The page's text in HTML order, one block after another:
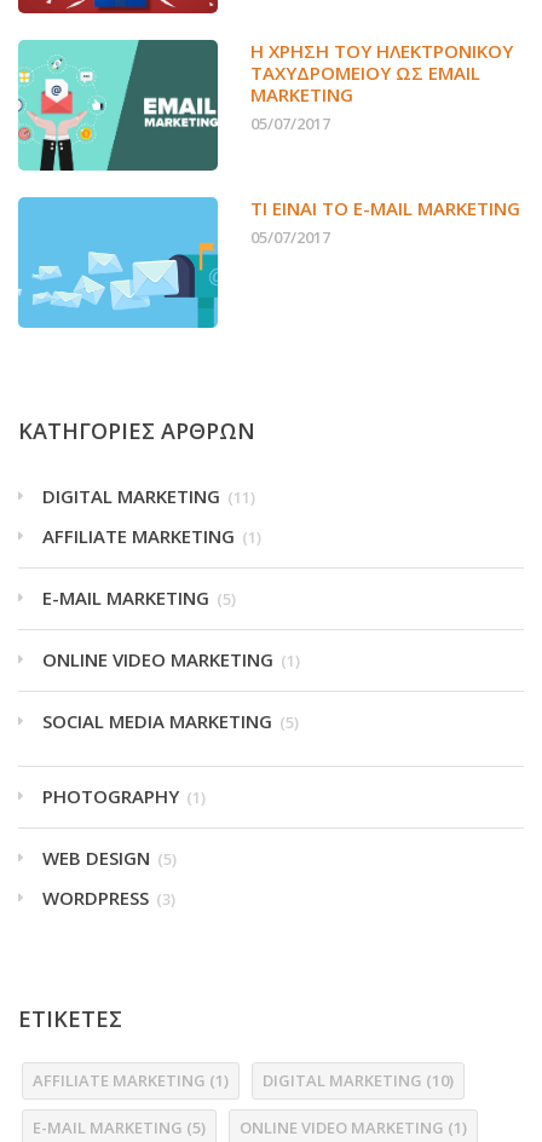
Η ΧΡΉΣΗ ΤΟΥ ΗΛΕΚΤΡΟΝΙΚΟΎ
ΤΑΧΥΔΡΟΜΕΊΟΥ ΩΣ EMAIL
MARKETING
05/07/2017
ΤΙ ΕΊΝΑΙ ΤΟ E-MAIL MARKETING
05/07/2017
ΚΑΤΗΓΟΡΙΕΣ ΑΡΘΡΩΝ
DIGITAL MARKETING (11)
AFFILIATE MARKETING (1)
E-MAIL MARKETING (5)
ONLINE VIDEO MARKETING (1)
SOCIAL MEDIA MARKETING (5)
PHOTOGRAPHY (1)
WEB DESIGN (5)
WORDPRESS (3)
ΕΤΙΚΕΤΕΣ
AFFILIATE MARKETING (1) DIGITAL MARKETING (10)
E-MAIL MARKETING (5) ONLINE VIDEO MARKETING (1)